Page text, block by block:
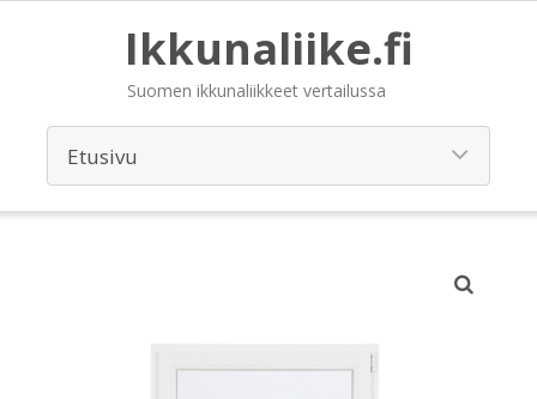
Ikkunaliike.fi
Suomen ikkunaliikkeet vertailussa